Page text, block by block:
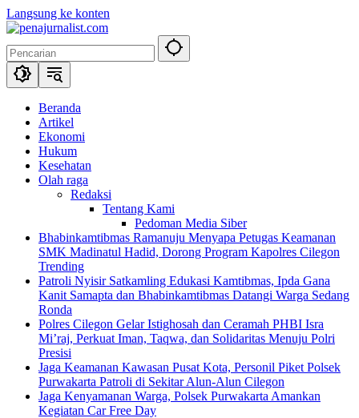
Langsung ke konten
Beranda
Artikel
Ekonomi
Hukum
Kesehatan
Olah raga
Redaksi
Tentang Kami
Pedoman Media Siber
Bhabinkamtibmas Ramanuju Menyapa Petugas Keamanan
SMK Madinatul Hadid, Dorong Program Kapolres Cilegon
Trending
Patroli Nyisir Satkamling Edukasi Kamtibmas, Ipda Gana
Kanit Samapta dan Bhabinkamtibmas Datangi Warga Sedang
Ronda
Polres Cilegon Gelar Istighosah dan Ceramah PHBI Isra
Mi’raj, Perkuat Iman, Taqwa, dan Solidaritas Menuju Polri
Presisi
Jaga Keamanan Kawasan Pusat Kota, Personil Piket Polsek
Purwakarta Patroli di Sekitar Alun-Alun Cilegon
Jaga Kenyamanan Warga, Polsek Purwakarta Amankan
Kegiatan Car Free Day